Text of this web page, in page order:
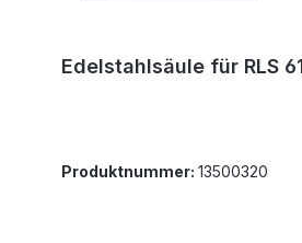
Edelstahlsäule für RLS
Produktnummer: 13500320